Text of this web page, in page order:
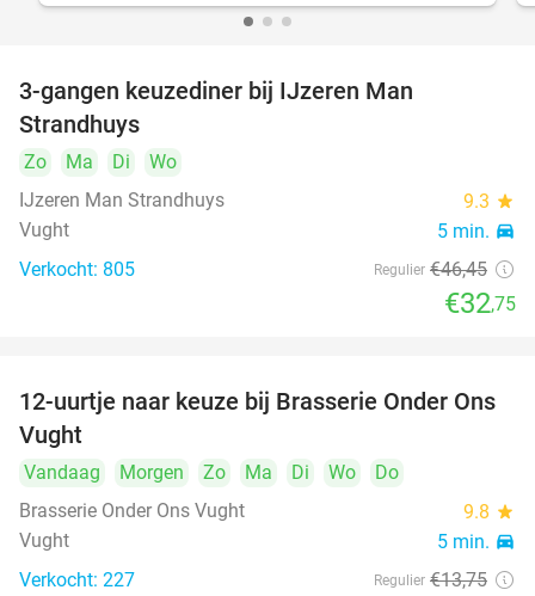
3-gangen keuzediner bij IJzeren Man
Strandhuys
Zo Ma Di
Wo
IJzeren Man Strandhuys
9.3 star
Vught 5 min. directions_car
Verkocht: 805 Regulier €46,45
€32,75
31%
12-uurtje naar keuze bij Brasserie Onder Ons
Vught
Vandaag Morgen Zo Ma Di Wo
Do
Brasserie Onder Ons Vught
9.8 star
Vught 5 min. directions_car
Verkocht: 227 Regulier €13,75